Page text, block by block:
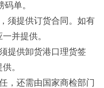
单。
须提供订货合同。如有
并提供。
提供卸货港口理货签
。
，还需由国家商检部门